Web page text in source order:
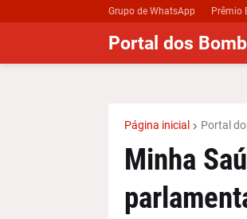
Grupo de WhatsApp Prêmio
Portal dos
Página inicial Portal
Minha